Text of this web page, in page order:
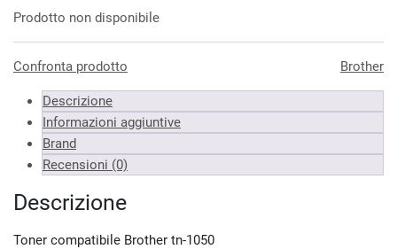
Prodotto non disponibile
Confronta prodotto Brother
Descrizione
Informazioni aggiuntive
Brand
Recensioni (0)
Descrizione
Toner compatibile Brother tn-1050